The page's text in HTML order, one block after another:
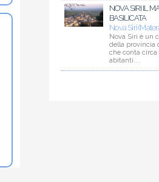
NOVA SIRI IL
BASILICATA
Nova Siri
Nova Siri è un
della provincia
che conta circa
abitanti....